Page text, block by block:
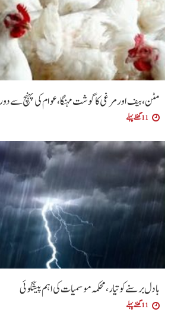
مٹن، بیف اور مرغی کا گوشت مہنگا، عوام کی پہنچ سے دور
11 گھنٹے پہلے
بادل برسنے کو تیار، محکمہ موسمیات کی اہم پیشگوئی
11 گھنٹے پہلے